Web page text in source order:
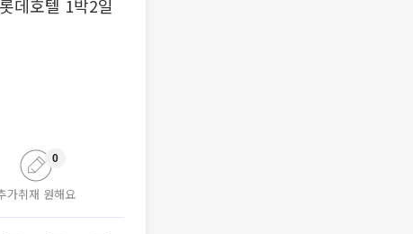
데호텔 1박2일
가취재 원해요
0